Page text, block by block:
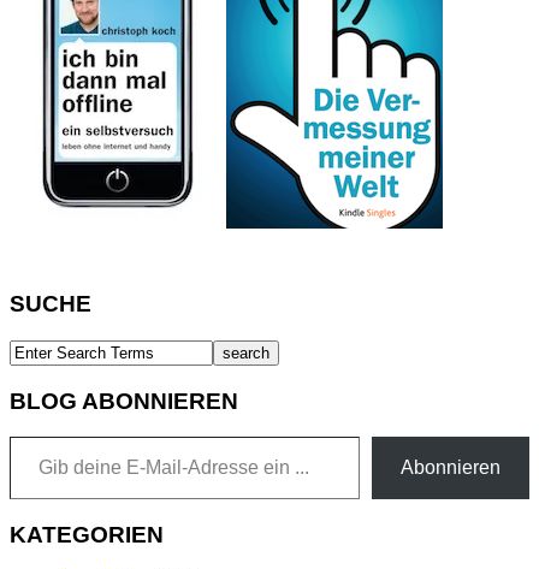
SUCHE
BLOG ABONNIEREN
Gib deine E-Mail-Adresse ein ...
Abonnieren
KATEGORIEN